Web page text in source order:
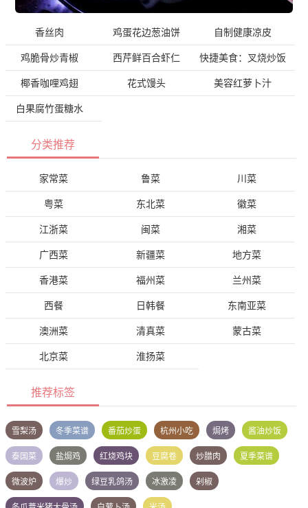
香丝肉 鸡蛋花边葱油饼 自制健康凉皮
鸡脆骨炒青椒 西芹鲜百合虾仁 快捷美食：叉烧炒饭
椰香咖哩鸡翅 花式馒头 美容红萝卜汁
白果腐竹蛋糖水
分类推荐
家常菜 鲁菜 川菜
粤菜 东北菜 徽菜
江浙菜 闽菜 湘菜
广西菜 新疆菜 地方菜
香港菜 福州菜 兰州菜
西餐 日韩餐 东南亚菜
澳洲菜 清真菜 蒙古菜
北京菜 淮扬菜
推荐标签
雪梨汤 冬季菜谱 番茄炒蛋 杭州小吃 焗烤 酱油炒饭
泰国菜 盐焗鸡 红烧鸡块 豆腐卷 炒腊肉 夏季菜谱
微波炉 爆炒 绿豆乳鸽汤 冰激凌 剁椒